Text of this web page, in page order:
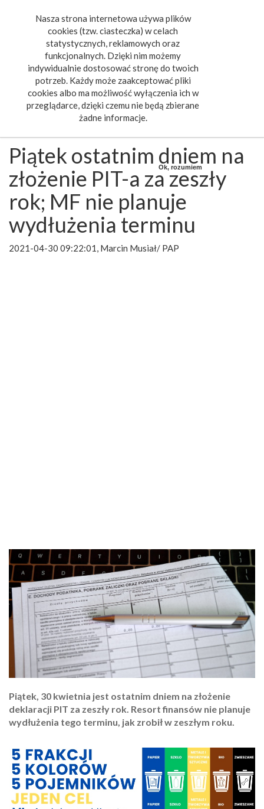
Nasza strona internetowa używa plików
cookies (tzw. ciasteczka) w celach
statystycznych, reklamowych oraz
funkcjonalnych. Dzięki nim możemy
indywidualnie dostosować stronę do twoich
potrzeb. Każdy może zaakceptować pliki
cookies albo ma możliwość wyłączenia ich w
przeglądarce, dzięki czemu nie będą zbierane
żadne informacje.
Ok, rozumiem
Piątek ostatnim dniem na
złożenie PIT-a za zeszły
rok; MF nie planuje
wydłużenia terminu
2021-04-30 09:22:01, Marcin Musiał/ PAP
Piątek, 30 kwietnia jest ostatnim dniem na złożenie
deklaracji PIT za zeszły rok. Resort finansów nie planuje
wydłużenia tego terminu, jak zrobił w zeszłym roku.